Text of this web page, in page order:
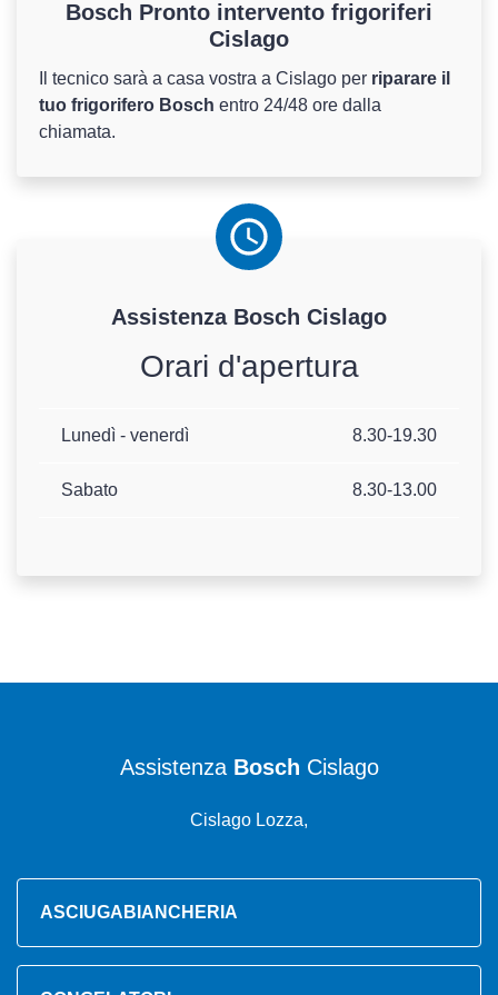
Bosch Pronto intervento frigoriferi
Cislago
Il tecnico sarà a casa vostra a Cislago per riparare il
tuo frigorifero Bosch entro 24/48 ore dalla
chiamata.
Assistenza Bosch Cislago
Orari d'apertura
Lunedì - venerdì 8.30-19.30
Sabato 8.30-13.00
Assistenza Bosch Cislago
Cislago Lozza,
ASCIUGABIANCHERIA